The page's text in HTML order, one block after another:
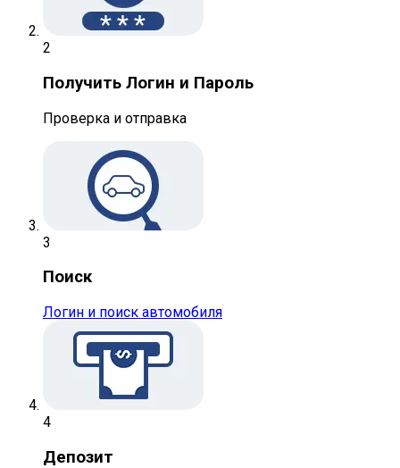
2
Получить Логин и Пароль
Проверка и отправка
3
Поиск
Логин и поиск автомобиля
4
Депозит